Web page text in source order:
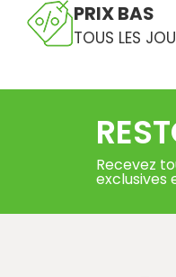
PRIX BAS
TOUS LES
Recevez
exclusives